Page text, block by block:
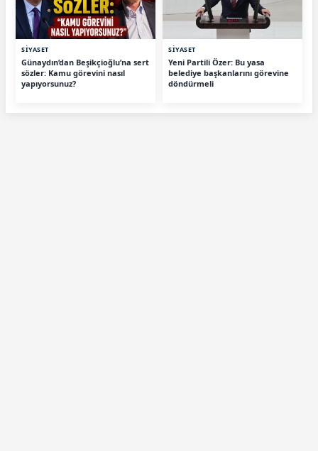
SİYASET
Günaydın’dan Beşikçioğlu’na sert
sözler: Kamu görevini nasıl
yapıyorsunuz?
SİYASET
Yeni Partili Özer: Bu yasa
belediye başkanlarını görevine
döndürmeli